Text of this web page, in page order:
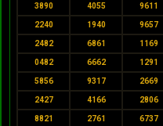
3890 4055 9611
2240 1940 9657
2482 6861 1169
0482 6662 1291
5856 9317 2669
2427 4166 2806
8821 2761 6737